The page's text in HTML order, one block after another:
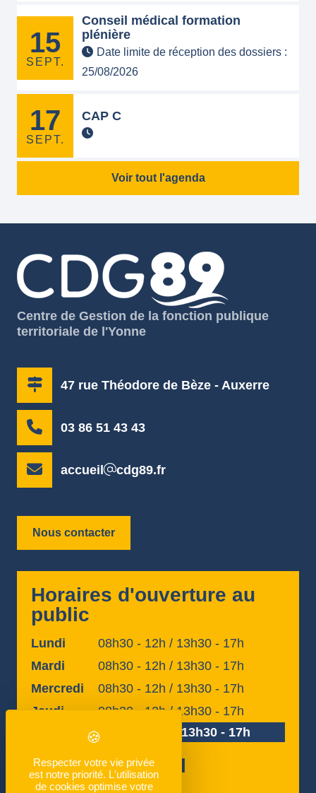
15
SEPT.
Conseil médical formation
plénière
Date limite de réception des dossiers :
25/08/2026
17
SEPT.
CAP C
Voir tout l'agenda
Centre de Gestion de la fonction publique
territoriale de l'Yonne
47 rue Théodore de Bèze - Auxerre
03 86 51 43 43
accueil cdg89.fr
Nous contacter
Horaires d'ouverture au
public
Lundi
08h30 - 12h / 13h30 - 17h
Mardi
08h30 - 12h / 13h30 - 17h
Mercredi
08h30 - 12h / 13h30 - 17h
Jeudi
08h30 - 12h / 13h30 - 17h
Vendredi
08h30 - 12h / 13h30 - 17h
Horaires accueil
téléphonique
Respecter votre vie privée
est notre priorité. L'utilisation
de cookies optimise votre